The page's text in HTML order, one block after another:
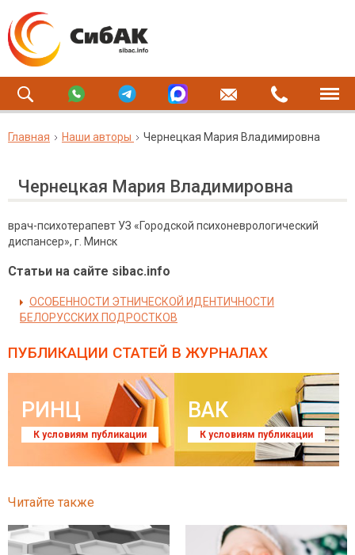
Главная Наши авторы Чернецкая Мария Владимировна
Чернецкая Мария Владимировна
врач-психотерапевт УЗ «Городской психоневрологический
диспансер», г. Минск
Статьи на сайте sibac.info
ОСОБЕННОСТИ ЭТНИЧЕСКОЙ ИДЕНТИЧНОСТИ
БЕЛОРУССКИХ ПОДРОСТКОВ
ПУБЛИКАЦИИ СТАТЕЙ В ЖУРНАЛАХ
РИНЦ
К условиям публикации
ВАК
К условиям публикации
Читайте также